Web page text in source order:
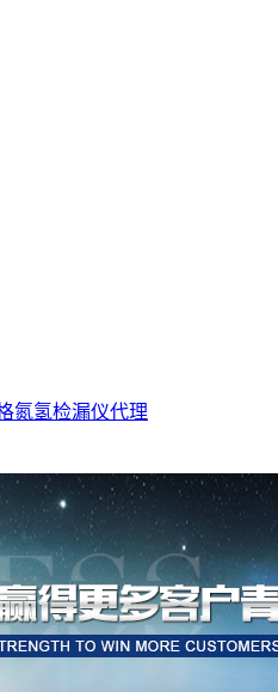
氮氢检漏仪代理